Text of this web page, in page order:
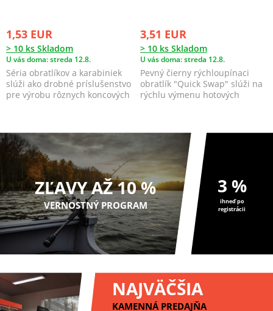
1,53 EUR
> 10 ks Skladom
U vás doma: streda 12.8.
Séria obratlíkov a karabiniek
slúži ako drobné príslušenstvo
pre výrobu rôznych koncových
3,51 EUR
> 10 ks Skladom
U vás doma: streda 12.8.
Pevný čierny rýchloupínaci
obratlík "Quick Swap" slúži na
rýchlu výmenu hotových
ZĽAVY AŽ 10 %
VERNOSTNÝ PROGRAM
3 %
ihneď po
registrácii
NAJVÄČŠIA
KAMENNÁ PREDAJŇA